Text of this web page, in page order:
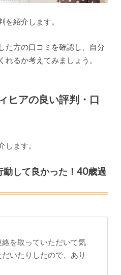
を紹介します。
た方の口コミを確認し、自分
るか考えてみましょう。
ヒアの良い評判・口
します。
動して良かった！40歳過
を取っていただいて気
いたりしたので、あり